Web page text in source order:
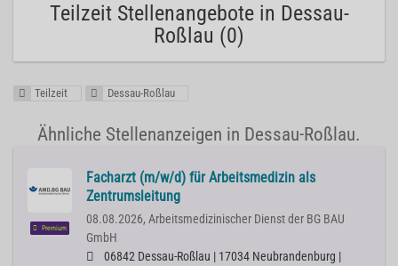
Teilzeit Stellenangebote in Dessau-
Roßlau (0)
Teilzeit Dessau-Roßlau
Ähnliche Stellenanzeigen in Dessau-Roßlau.
Premium
Facharzt (m/w/d) für Arbeitsmedizin als
Zentrumsleitung
08.08.2026, Arbeitsmedizinischer Dienst der BG BAU
GmbH
06842 Dessau-Roßlau | 17034 Neubrandenburg |